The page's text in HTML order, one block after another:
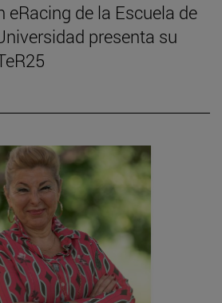
eRacing de la Escuela de
presenta su